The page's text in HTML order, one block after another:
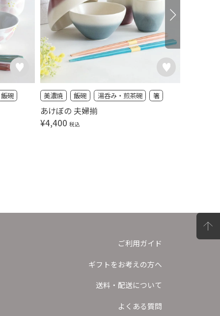
飯碗
あけぼの 夫婦揃
美濃焼 飯碗 湯呑み・煎茶碗 箸
¥4,400 税込
ご利用ガイド
ギフトをお考えの方へ
送料・配送について
よくある質問